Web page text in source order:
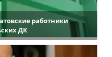
работники
ДК